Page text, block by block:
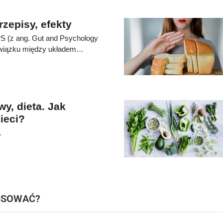
efekty
(z ang. Gut and Psychology
między układem
– schizofrenia czy
dieta. Jak